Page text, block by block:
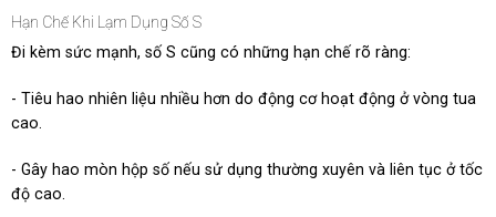
Hạn Chế Khi Lạm Dụng Số S
Đi kèm sức mạnh, số S cũng có những hạn chế rõ ràng:
- Tiêu hao nhiên liệu nhiều hơn do động cơ hoạt động ở vòng tua
cao.
- Gây hao mòn hộp số nếu sử dụng thường xuyên và liên tục ở tốc
độ cao.